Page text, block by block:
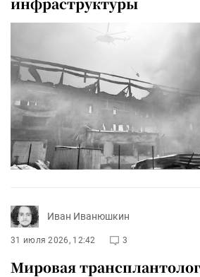
Иван Иванюшкин
31 июля 2026, 12:42 3
Мировая